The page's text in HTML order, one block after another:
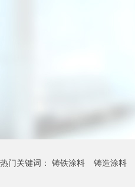
热门关键词： 铸铁涂料 铸造涂料